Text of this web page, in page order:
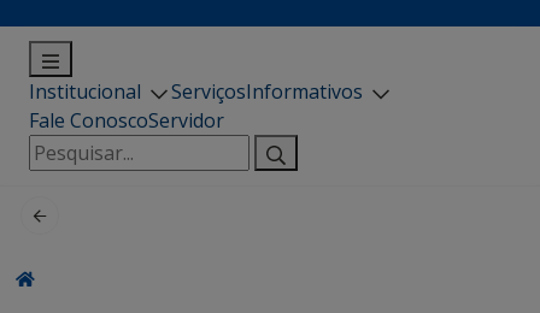
Institucional ServiçosInformativos
Fale ConoscoServidor
Pesquisar
por: